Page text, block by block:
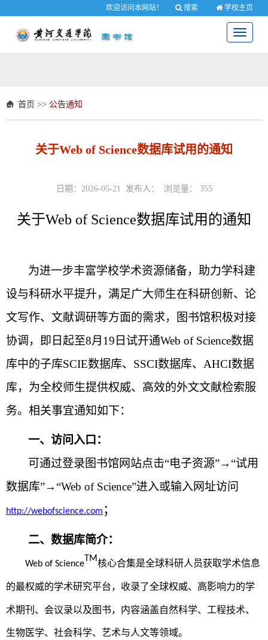
欢迎访问本网站！ 搜索 学校主页
Toggle
首页 >> 公告通知
关于Web of Science数据库试用的通知
日期：2026-05-21 发布人： 浏览量： 355
关于Web of Science数据库试用的通知
为进一步丰富学校学术资源储备，助力学科建
设与科研水平提升，满足广大师生在科研创新、论
文写作、文献调研等方面的需求，图书馆积极对接
协调，即日起至8月19日试开通Web of Science数据
库中的子库SCIE数据库、SSCI数据库、AHCI数据
库，为全校师生提供权威、高效的外文文献检索服
务。相关事宜通知如下：
一、 访问入口：
可通过登录图书馆网站点击“电子资源”→“试用
数据库”→“Web of Science”进入或输入网址访问
http://webofscience.com ；
二、数据库简介：
Web of Science
TM核心合集是全球科研人员获取学术信息
的最权威的学术研究平台，收录了全球权威、高影响力的学
术期刊、会议录以及图书，内容涵盖自然科学、工程技术、
生物医学、社会科学、艺术与人文等领域。